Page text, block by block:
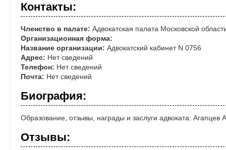
Контакты:
Членство в палате: Адвокатская палата Московской
Организационная форма:
Название организации: Адвокатский кабинет N 0756
Адрес: Нет сведений
Телефон: Нет сведений
Почта: Нет сведений
Биография:
Образование, отзывы, награды и заслуги адвоката: Агапцев
Отзывы: